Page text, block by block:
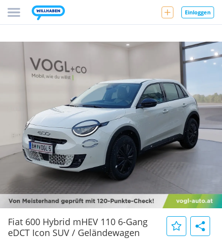
Einloggen
Fiat 600 Hybrid mHEV 110 6-Gang
eDCT Icon SUV / Geländewagen